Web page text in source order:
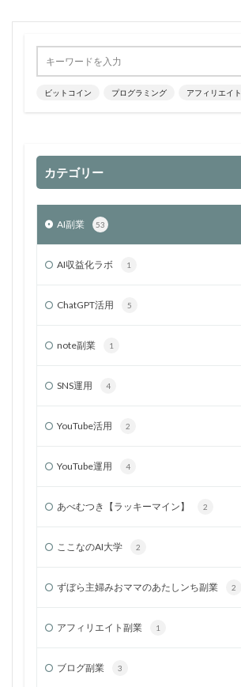
ビットコイン プログラミング アフィリエイト
カテゴリー
AI副業 53
AI収益化ラボ 1
ChatGPT活用 5
note副業 1
SNS運用 4
YouTube活用 2
YouTube運用 4
あべむつき【ラッキーマイン】 2
ここなのAI大学 2
ずぼら主婦みおママのあたしンち副業 2
アフィリエイト副業 1
ブログ副業 3